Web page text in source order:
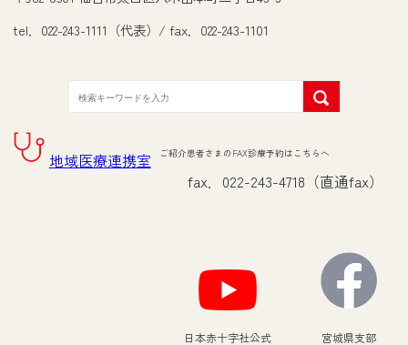
tel．022-243-1111（代表）/ fax．022-243-1101
地域医療連携室 ご紹介患者さまのFAX診療予約はこちらへ
fax．022-243-4718（直通fax）
日本赤十字社公式 宮城県支部